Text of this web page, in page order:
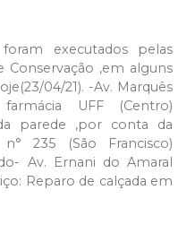
executados pelas
Conservação ,em alguns
04/21). -Av. Marquês
UFF (Centro)
parede ,por conta da
235 (São Francisco)
Av. Ernani do Amaral
Reparo de calçada em